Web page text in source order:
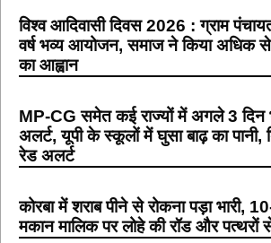
विश्व आदिवासी दिवस 2026 : ग्राम
वर्ष भव्य आयोजन, समाज ने किया अधिक
का आह्वान
MP-CG समेत कई राज्यों में अगले 3 दिन
अलर्ट, यूपी के स्कूलों में घुसा बाढ़ का पानी,
रेड अलर्ट
कोरबा में शराब पीने से रोकना पड़ा भारी,
मकान मालिक पर लोहे की रॉड और पत्थरों